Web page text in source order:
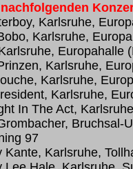
Karlsruhe,
Karlsruhe,
Europahalle
Karlsruhe,
Karlsruhe,
Karlsruhe,
In The Act,
Bruchsal-
97
Kante, Karlsruhe,